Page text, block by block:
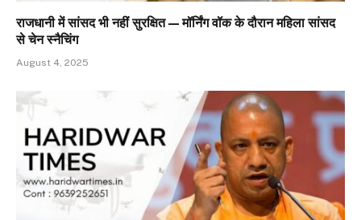
राजधानी में सांसद भी नहीं सुरक्षित — मॉर्निंग वॉक के दौरान महिला सांसद
से चेन स्नैचिंग
August 4, 2025